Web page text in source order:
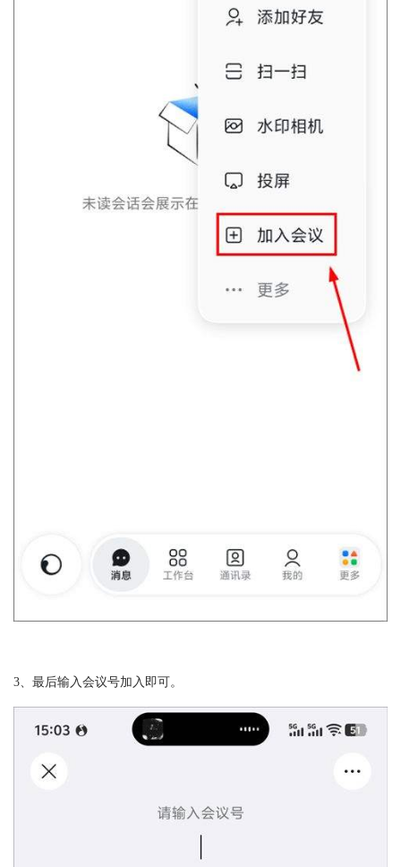
3、最后输入会议号加入即可。